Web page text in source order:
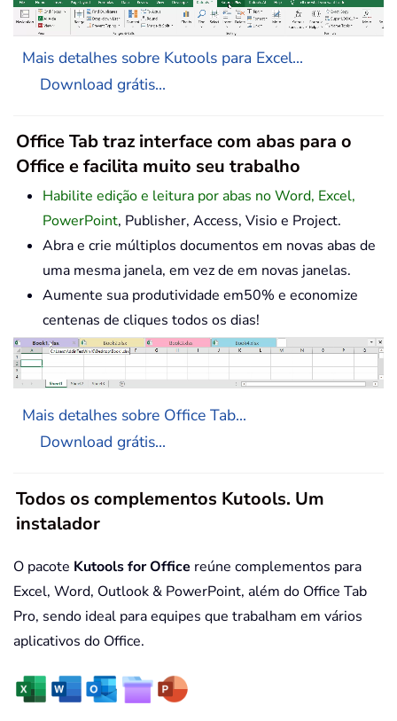
Mais detalhes sobre Kutools para Excel...
Download grátis...
Office Tab traz interface com abas para o
Office e facilita muito seu trabalho
Habilite edição e leitura por abas no Word, Excel,
PowerPoint, Publisher, Access, Visio e Project.
Abra e crie múltiplos documentos em novas abas de
uma mesma janela, em vez de em novas janelas.
Aumente sua produtividade em50% e economize
centenas de cliques todos os dias!
Mais detalhes sobre Office Tab...
Download grátis...
Todos os complementos Kutools. Um
instalador
O pacote Kutools for Office reúne complementos para
Excel, Word, Outlook & PowerPoint, além do Office Tab
Pro, sendo ideal para equipes que trabalham em vários
aplicativos do Office.